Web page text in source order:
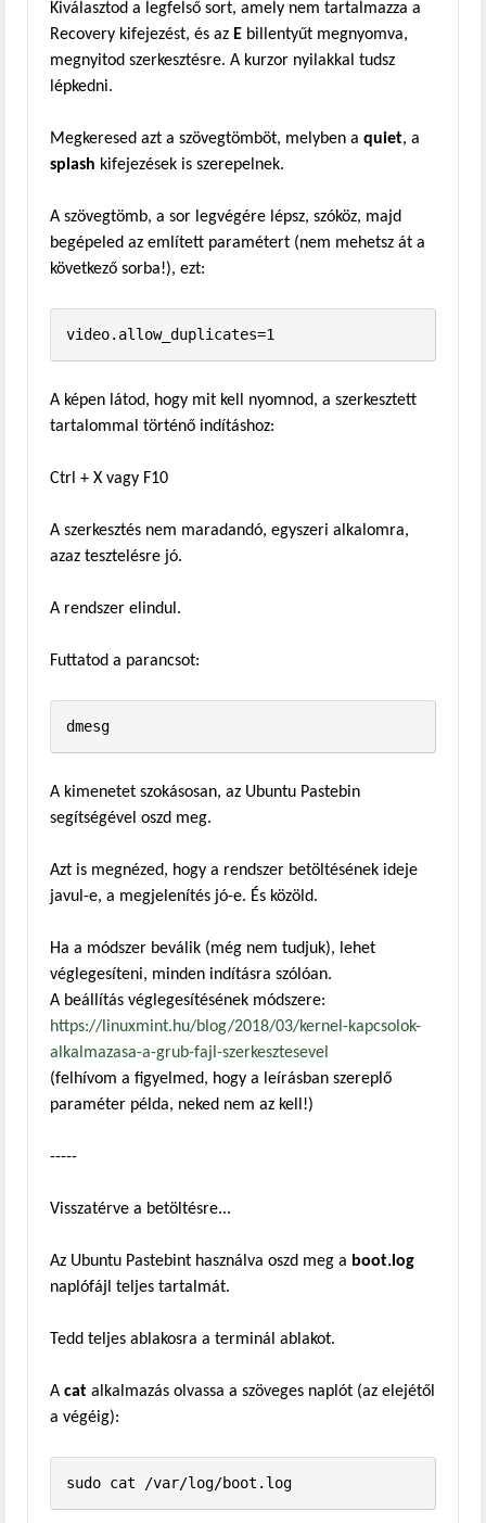
Kiválasztod a legfelső sort, amely nem tartalmazza a
Recovery kifejezést, és az E billentyűt megnyomva,
megnyitod szerkesztésre. A kurzor nyilakkal tudsz
lépkedni.
Megkeresed azt a szövegtömböt, melyben a quiet, a
splash kifejezések is szerepelnek.
A szövegtömb, a sor legvégére lépsz, szóköz, majd
begépeled az említett paramétert (nem mehetsz át a
következő sorba!), ezt:
video.allow_duplicates=1
A képen látod, hogy mit kell nyomnod, a szerkesztett
tartalommal történő indításhoz:
Ctrl + X vagy F10
A szerkesztés nem maradandó, egyszeri alkalomra,
azaz tesztelésre jó.
A rendszer elindul.
Futtatod a parancsot:
dmesg
A kimenetet szokásosan, az Ubuntu Pastebin
segítségével oszd meg.
Azt is megnézed, hogy a rendszer betöltésének ideje
javul-e, a megjelenítés jó-e. És közöld.
Ha a módszer beválik (még nem tudjuk), lehet
véglegesíteni, minden indításra szólóan.
A beállítás véglegesítésének módszere:
https://linuxmint.hu/blog/2018/03/kernel-kapcsolok-
alkalmazasa-a-grub-fajl-szerkesztesevel
(felhívom a figyelmed, hogy a leírásban szereplő
paraméter példa, neked nem az kell!)
-----
Visszatérve a betöltésre...
Az Ubuntu Pastebint használva oszd meg a boot.log
naplófájl teljes tartalmát.
Tedd teljes ablakosra a terminál ablakot.
A cat alkalmazás olvassa a szöveges naplót (az elejétől
a végéig):
sudo cat /var/log/boot.log